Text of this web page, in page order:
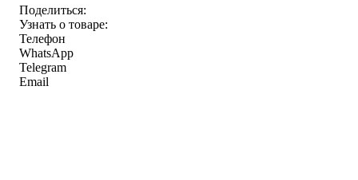
Поделиться:
Узнать о товаре:
Телефон
WhatsApp
Telegram
Email